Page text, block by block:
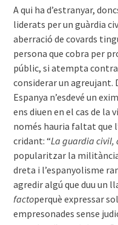
A qui ha d’estranyar,
liderats per un guàrdia
aberració de covards
persona que cobra per
públic, si atempta contra
considerar un agreujant.
Espanya n’esdevé un
ens diuen en el cas de la
només hauria faltat que
cridant: “La guardia civil,
popularitzar la militància
dreta i l’espanyolisme
agredir algú que duu un
factoperquè expressar
empresonades sense